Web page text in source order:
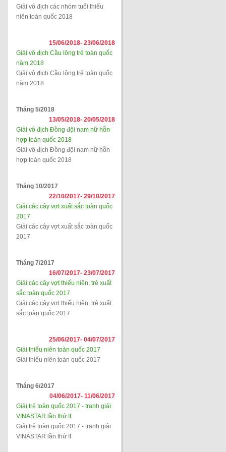
Giải vô địch các nhóm tuổi thiếu
niên toàn quốc 2018
15/06/2018- 23/06/2018
Giải vô địch Cầu lông trẻ toàn quốc
năm 2018
Giải vô địch Cầu lông trẻ toàn quốc
năm 2018
Tháng 5/2018
13/05/2018- 20/05/2018
Giải vô địch Đồng đội nam nữ hỗn
hợp toàn quốc 2018
Giải vô địch Đồng đội nam nữ hỗn
hợp toàn quốc 2018
Tháng 10/2017
22/10/2017- 29/10/2017
Giải các cây vợt xuất sắc toàn quốc
2017
Giải các cây vợt xuất sắc toàn quốc
2017
Tháng 7/2017
16/07/2017- 23/07/2017
Giải các cây vợt thiếu niên, trẻ xuất
sắc toàn quốc 2017
Giải các cây vợt thiếu niên, trẻ xuất
sắc toàn quốc 2017
25/06/2017- 04/07/2017
Giải thiếu niên toàn quốc 2017
Giải thiếu niên toàn quốc 2017
Tháng 6/2017
04/06/2017- 11/06/2017
Giải trẻ toàn quốc 2017 - tranh giải
VINASTAR lần thứ II
Giải trẻ toàn quốc 2017 - tranh giải
VINASTAR lần thứ II